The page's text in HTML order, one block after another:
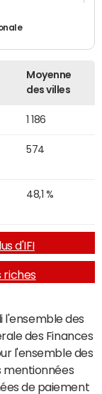
Moyenne
des villes
1 186
574
48,1 %
d'IFI
riches
l'ensemble des
des Finances
l'ensemble des
mentionnées
de paiement